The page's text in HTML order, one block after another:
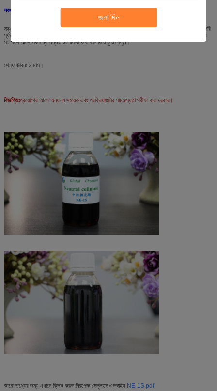
জমা দিন
সঞ্চয়স্থান এবং নিরাপত্তাঃ
সঞ্চয়স্থানঃ শুকনো, ছায়াময় এবং শীতল অবস্থায় 10 ~ 25 °C এ সংরক্ষণ করুন এবং উচ্চ তাপমাত্রা এবং সরাসরি
সূর্যালোক এড়ান। দূষণ এড়াতে উপাদানটি পাওয়ার পরে পাত্রটি বন্ধ করুন।যদি এনজাইমটি আপনার ত্বক বা চোখের
সংস্পর্শে আসেঅবিলম্বে অন্তত ১৫ মিনিট ধরে পানি দিয়ে ধুয়ে ফেলুন।
শেল্ফ জীবনঃ ৬ মাস।
বিজ্ঞপ্তিঃপ্রয়োগের আগে অন্যান্য সহায়ক এবং প্রক্রিয়াগুলির সামঞ্জস্যতা পরীক্ষা করা দরকার।
আরো তথ্যের জন্য এখানে ক্লিক করুন:নিরপেক্ষ সেলুলাসে এনজাইম NE-1S.pdf